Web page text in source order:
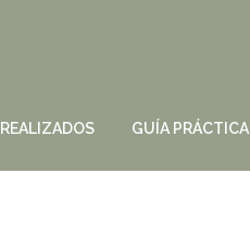
GUÍA PRÁCTICA